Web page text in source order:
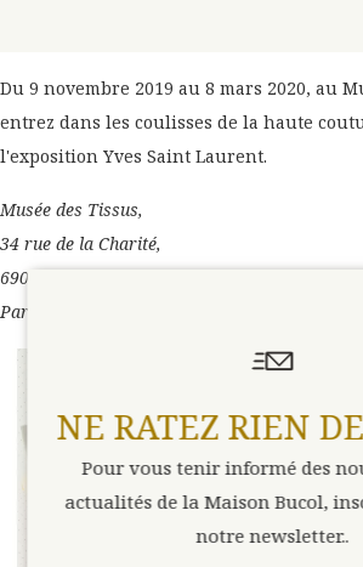
Du 9 novembre 2019 au 8 mars 2020, au
entrez dans les coulisses de la haute
l'exposition Yves Saint Laurent.
Musée des Tissus,
34 rue de la Charité,
69002 Lyon
Parking Antonin Poncet
NE RATEZ RIEN DE
Pour vous tenir informé des
actualités de la Maison Bucol,
notre newsletter..